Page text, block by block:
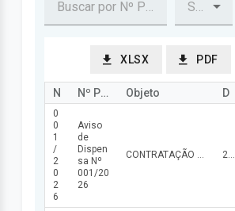
XLSX PDF
Nº Procedimento Objeto
0
0
1
/
2
0
2
6
Aviso
de
Dispen
sa Nº
001/20
26
CONTRATAÇÃO DE EMPRESA ESPECIALIZADA PARA FORNECIMENTO DE MATERIAL DE EXPEDIENTE, VISANDO ASSIM, ATENDER AS NECESSIDADES DA CÂMARA MUNICIPAL DE NAZÁRIA/PI. 25/03/2026